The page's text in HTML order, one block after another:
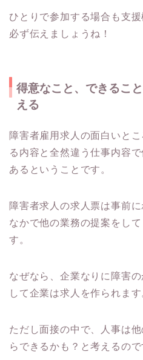
ひとりで参加する場合も支
必ず伝えましょうね！
得意なこと、できるこ
える
障害者雇用求人の面白いと
る内容と全然違う仕事内容
あるということです。
障害者求人の求人票は事前
なかで他の業務の提案をし
す。
なぜなら、企業なりに障害
して企業は求人を作られます
ただし面接の中で、人事は
らできるかも？と考えるので
障害